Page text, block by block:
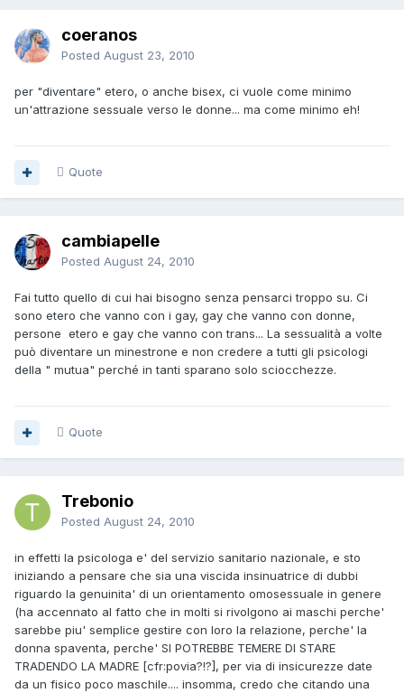
coeranos
Posted August 23, 2010
per "diventare" etero, o anche bisex, ci vuole come minimo
un'attrazione sessuale verso le donne... ma come minimo eh!
Quote
cambiapelle
Posted August 24, 2010
Fai tutto quello di cui hai bisogno senza pensarci troppo su. Ci
sono etero che vanno con i gay, gay che vanno con donne,
persone etero e gay che vanno con trans... La sessualità a volte
può diventare un minestrone e non credere a tutti gli psicologi
della " mutua" perché in tanti sparano solo sciocchezze.
Quote
Trebonio
Posted August 24, 2010
in effetti la psicologa e' del servizio sanitario nazionale, e sto
iniziando a pensare che sia una viscida insinuatrice di dubbi
riguardo la genuinita' di un orientamento omosessuale in genere
(ha accennato al fatto che in molti si rivolgono ai maschi perche'
sarebbe piu' semplice gestire con loro la relazione, perche' la
donna spaventa, perche' SI POTREBBE TEMERE DI STARE
TRADENDO LA MADRE [cfr:povia?!?], per via di insicurezze date
da un fisico poco maschile.... insomma, credo che citando una